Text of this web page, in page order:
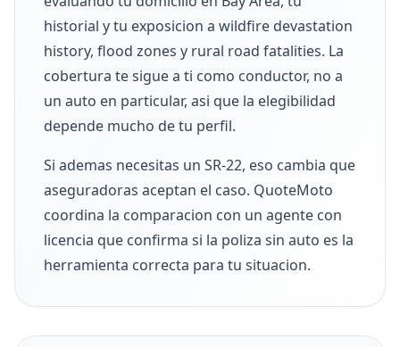
historial y tu exposicion a wildfire devastation
history, flood zones y rural road fatalities. La
cobertura te sigue a ti como conductor, no a
un auto en particular, asi que la elegibilidad
depende mucho de tu perfil.
Si ademas necesitas un SR-22, eso cambia que
aseguradoras aceptan el caso. QuoteMoto
coordina la comparacion con un agente con
licencia que confirma si la poliza sin auto es la
herramienta correcta para tu situacion.